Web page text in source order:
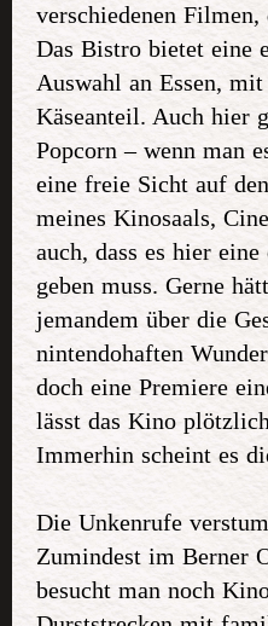
verschiedenen
Das Bistro bietet eine
Auswahl an Essen,
Käseanteil. Auch hier
Popcorn – wenn man
eine freie Sicht auf
meines Kinosaals,
auch, dass es hier
geben muss. Gerne
jemandem über die
nintendohaften
doch eine Premiere
lässt das Kino
Immerhin scheint es
Die Unkenrufe
Zumindest im Berner
besucht man noch